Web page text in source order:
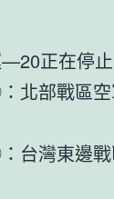
正在停
部戰區空
灣東邊戰